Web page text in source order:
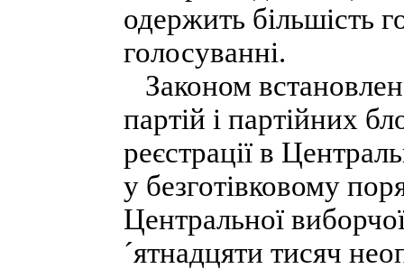
одержить більшість
голосуванні.
Законом
партій і партійних
реєстрації в
у безготівковому
Центральної
´ятнадцяти тисяч